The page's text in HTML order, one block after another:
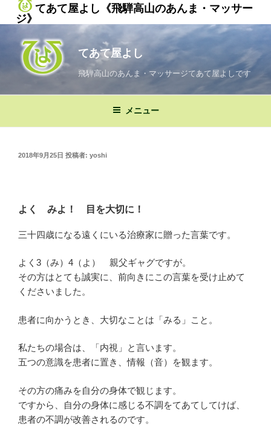
てあて屋よし《飛騨高山のあんま・マッサー
ジ》
てあて屋よし
飛騨高山のあんま・マッサージてあて屋よしです
メニュー
投
2018年9月25日 投稿者: yoshi
よく みよ！ 目を大切に！
三十四歳になる遠くにいる治療家に贈った言葉です。
よく3（み）4（よ） 親父ギャグですが。
その方はとても誠実に、前向きにこの言葉を受け止めて
くださいました。
患者に向かうとき、大切なことは「みる」こと。
私たちの場合は、「内視」と言います。
五つの意識を患者に置き、情報（音）を観ます。
その方の痛みを自分の身体で観じます。
ですから、自分の身体に感じる不調をてあてしてけば、
患者の不調が改善されるのです。